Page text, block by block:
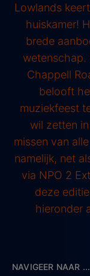
Lowlands
huiskamer!
brede
wetenschap.
Chappell
belooft
muziekfeest
wil zetten
missen van
namelijk, net
via NPO 2
deze
hieronder
NAVIGEER NAAR ...